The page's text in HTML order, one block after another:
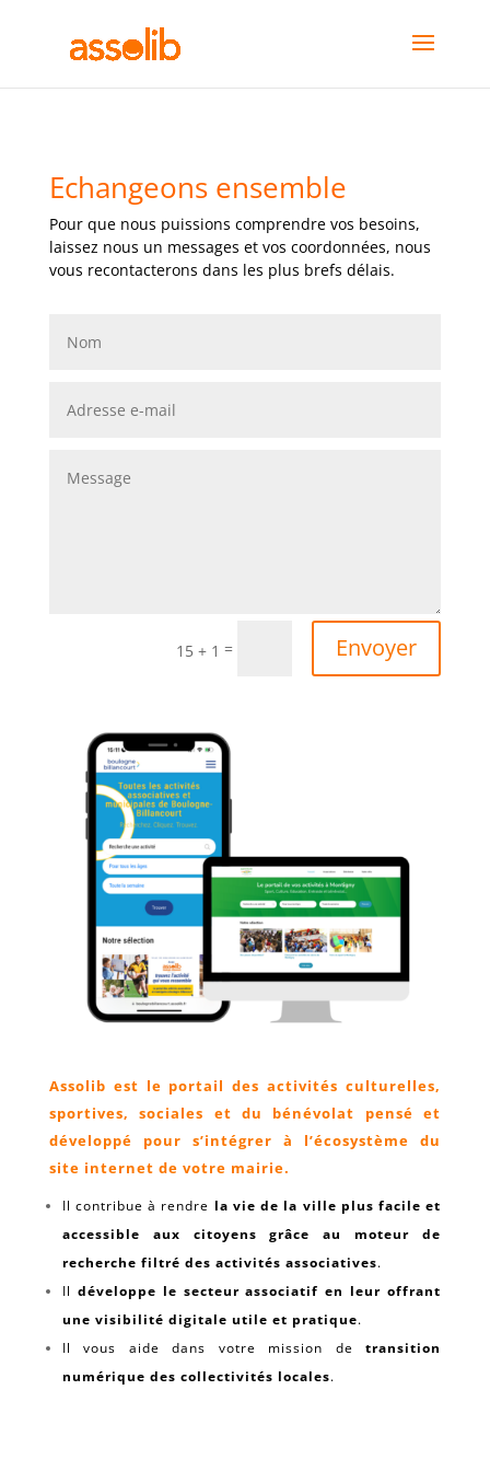
Echangeons ensemble
Pour que nous puissions comprendre vos besoins,
laissez nous un messages et vos coordonnées, nous
vous recontacterons dans les plus brefs délais.
15 + 1 = Envoyer
Assolib est le portail des activités culturelles,
sportives, sociales et du bénévolat pensé et
développé pour s’intégrer à l’écosystème du
site internet de votre mairie.
Il contribue à rendre la vie de la ville plus facile et
accessible aux citoyens grâce au moteur de
recherche filtré des activités associatives.
Il développe le secteur associatif en leur offrant
une visibilité digitale utile et pratique.
Il vous aide dans votre mission detransition
numérique des collectivités locales.